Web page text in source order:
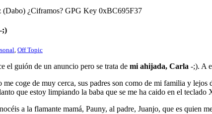
¿Ciframos? GPG Key 0xBC695F37
;)
, Off Topic
el guión de un anuncio pero se trata de mi ahijada, Carla -;). A
me coge de muy cerca, sus padres son como de mi familia y
que estoy limpiando la baba que se me ha caido en el teclado
a la flamante mamá, Pauny, al padre, Juanjo, que es quien